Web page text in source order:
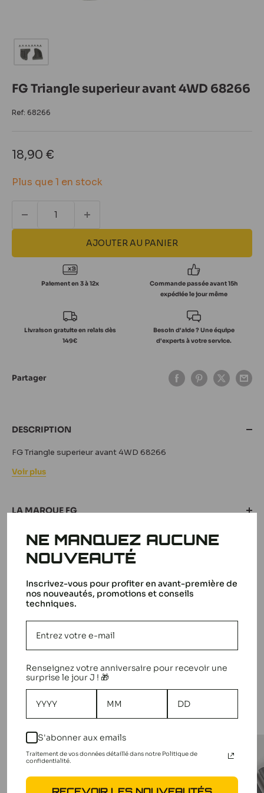
FG Triangle superieur avant 4WD 68266
Ref: 68266
Prix
18,90 €
Plus que 1 en stock
AJOUTER AU PANIER
Paiement en 3 à 12x
Commande passée avant 15h
expédiée le jour même
Livraison gratuite en relais dès
149€
Besoin d'aide ? Une équipe
d'experts à votre service.
Partager
DESCRIPTION
FG Triangle superieur avant 4WD 68266
Voir plus
LA MARQUE FG
Retrouvez ici toutes lesvoitures RC très haut de gamme
Sportline ainsi que les pièces détachées. Cette entreprise
voitures RC de compétitionprésentés ici font partie des
meilleurs produits du marché du modélisme, pour le plus
réponses
D'AUTRES CLIENTS
ÉTAIENT INTÉRESSÉS PAR
NE MANQUEZ AUCUNE
NOUVEAUTÉ
Inscrivez-vous pour profiter en avant-première de
nos nouveautés, promotions et conseils
techniques.
Renseignez votre anniversaire pour recevoir une
surprise le jour J ! 🎁
S'abonner aux emails
Traitement de vos données détaillé dans notre Politique de
confidentialité.